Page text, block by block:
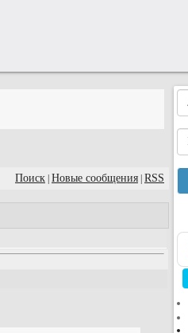
Поиск Новые сообщения RSS